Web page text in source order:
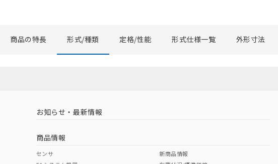
商品の特長 形式/種類 定格/性能 形式仕様一覧 外形寸法
お知らせ・最新情報
商品情報
センサ
新商品情報